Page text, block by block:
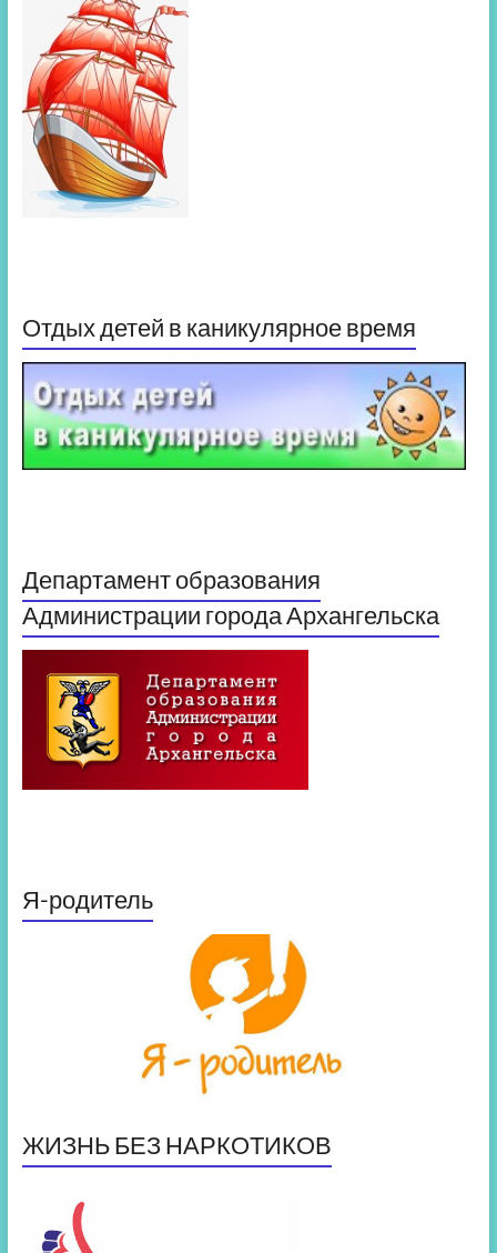
Отдых детей в каникулярное время
Департамент образования
Администрации города Архангельска
Я-родитель
ЖИЗНЬ БЕЗ НАРКОТИКОВ